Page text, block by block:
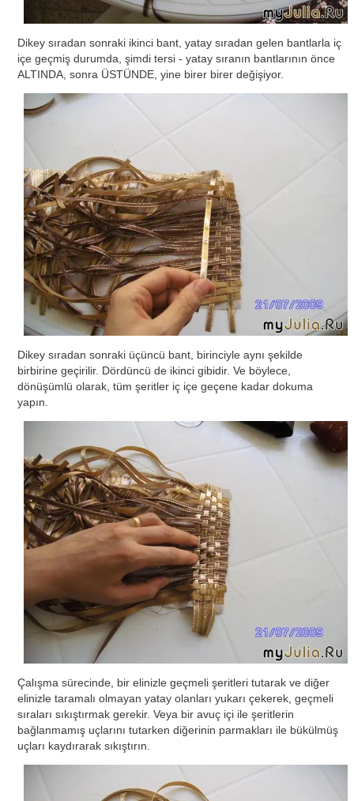
Dikey sıradan sonraki ikinci bant, yatay sıradan gelen bantlarla iç
içe geçmiş durumda, şimdi tersi - yatay sıranın bantlarının önce
ALTINDA, sonra ÜSTÜNDE, yine birer birer değişiyor.
Dikey sıradan sonraki üçüncü bant, birinciyle aynı şekilde
birbirine geçirilir. Dördüncü de ikinci gibidir. Ve böylece,
dönüşümlü olarak, tüm şeritler iç içe geçene kadar dokuma
yapın.
Çalışma sürecinde, bir elinizle geçmeli şeritleri tutarak ve diğer
elinizle taramalı olmayan yatay olanları yukarı çekerek, geçmeli
sıraları sıkıştırmak gerekir. Veya bir avuç içi ile şeritlerin
bağlanmamış uçlarını tutarken diğerinin parmakları ile bükülmüş
uçları kaydırarak sıkıştırın.